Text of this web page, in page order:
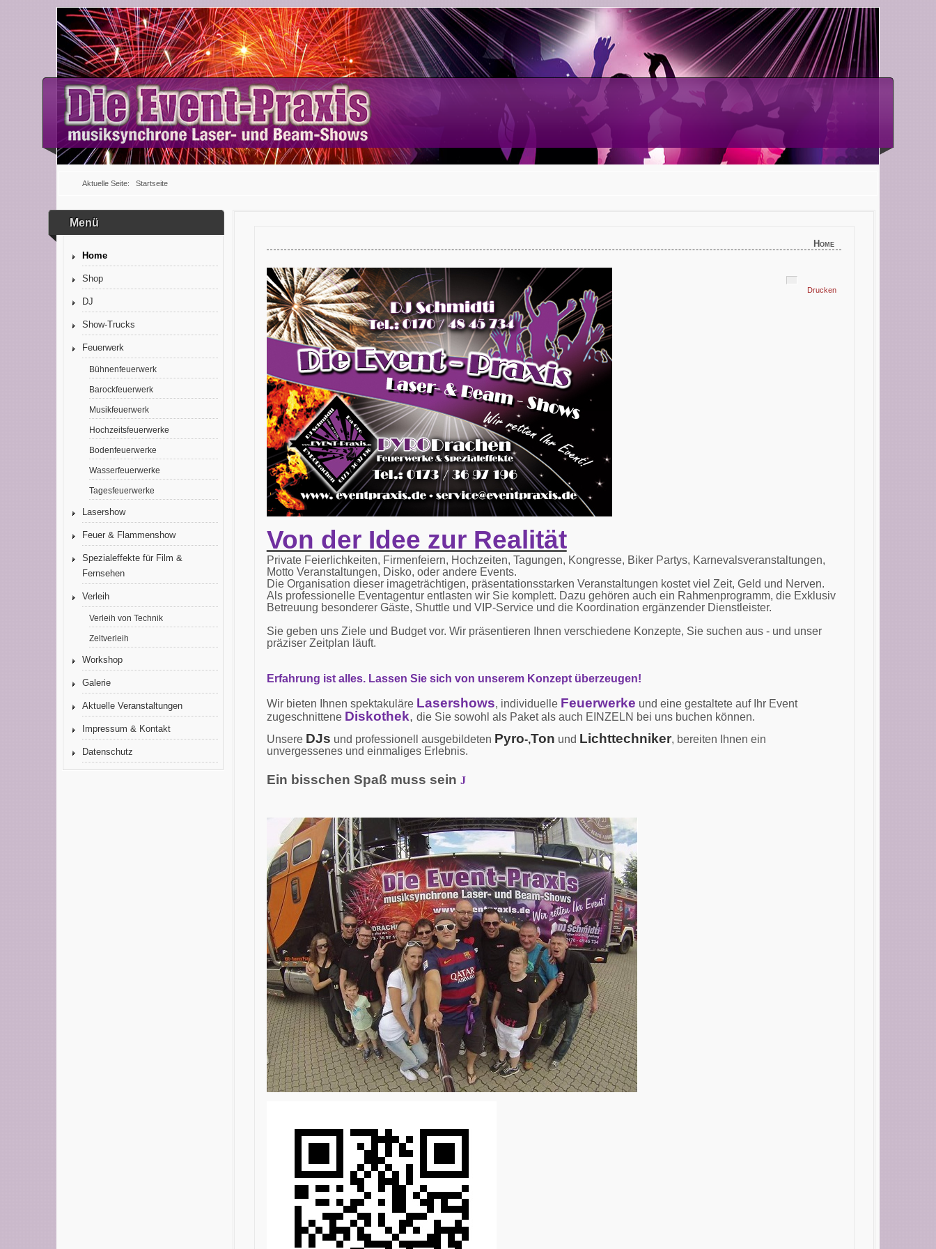
Aktuelle Seite:Startseite
Menü
Home
Shop
DJ
Show-Trucks
Feuerwerk
Bühnenfeuerwerk
Barockfeuerwerk
Musikfeuerwerk
Hochzeitsfeuerwerke
Bodenfeuerwerke
Wasserfeuerwerke
Tagesfeuerwerke
Lasershow
Feuer & Flammenshow
Spezialeffekte für Film &
Fernsehen
Verleih
Verleih von Technik
Zeltverleih
Workshop
Galerie
Aktuelle Veranstaltungen
Impressum & Kontakt
Datenschutz
Home
Drucken
Von der Idee zur Realität
Private Feierlichkeiten, Firmenfeiern, Hochzeiten, Tagungen, Kongresse, Biker Partys, Karnevalsveranstaltungen,
Motto Veranstaltungen, Disko, oder andere Events.
Die Organisation dieser imageträchtigen, präsentationsstarken Veranstaltungen kostet viel Zeit, Geld und Nerven.
Als professionelle Eventagentur entlasten wir Sie komplett. Dazu gehören auch ein Rahmenprogramm, die Exklusiv
Betreuung besonderer Gäste, Shuttle und VIP-Service und die Koordination ergänzender Dienstleister.
Sie geben uns Ziele und Budget vor. Wir präsentieren Ihnen verschiedene Konzepte, Sie suchen aus - und unser
präziser Zeitplan läuft.
Erfahrung ist alles. Lassen Sie sich von unserem Konzept überzeugen!
Wir bieten Ihnen spektakuläre Lasershows, individuelle Feuerwerke und eine gestaltete auf Ihr Event
zugeschnittene Diskothek, die Sie sowohl als Paket als auch EINZELN bei uns buchen können.
Unsere DJs und professionell ausgebildeten Pyro-,Ton und Lichttechniker, bereiten Ihnen ein
unvergessenes und einmaliges Erlebnis.
Ein bisschen Spaß muss sein J